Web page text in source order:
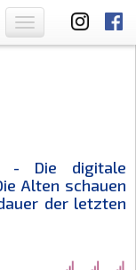
Toggle
navigation
- Die digitale
Alten schauen
der letzten